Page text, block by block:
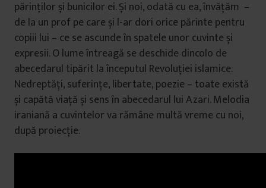
părinților și bunicilor ei. Și noi, odată cu ea, învățăm –
de la un prof pe care și l-ar dori orice părinte pentru
copiii lui – ce se ascunde în spatele unor cuvinte și
expresii. O lume întreagă se deschide dincolo de
abecedarul tipărit la începutul Revoluției islamice.
Nedreptăți, suferințe, libertate, poezie – toate există
și capătă viață și sens în abecedarul lui Azari. Melodia
iraniană a cuvintelor va rămâne multă vreme cu noi,
după proiecție.